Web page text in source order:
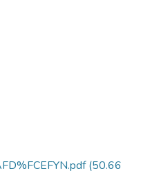
(50.66